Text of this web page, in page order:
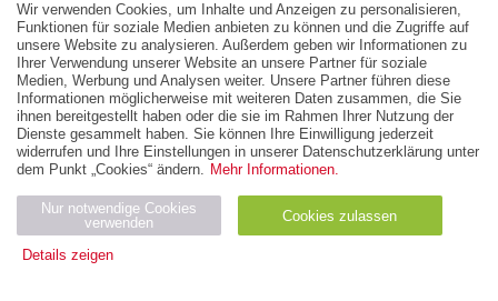
FREITEXT
AUSGABEART
AUS DER REIHE
ZUM THEMA
Neuerscheinung
Bestseller
PREIS
Wir verwenden Cookies, um Inhalte und Anzeigen zu personalisieren,
Funktionen für soziale Medien anbieten zu können und die Zugriffe auf
unsere Website zu analysieren. Außerdem geben wir Informationen zu
Ihrer Verwendung unserer Website an unsere Partner für soziale
Medien, Werbung und Analysen weiter. Unsere Partner führen diese
Informationen möglicherweise mit weiteren Daten zusammen, die Sie
ihnen bereitgestellt haben oder die sie im Rahmen Ihrer Nutzung der
Dienste gesammelt haben. Sie können Ihre Einwilligung jederzeit
widerrufen und Ihre Einstellungen in unserer Datenschutzerklärung unter
dem Punkt „Cookies“ ändern. Mehr Informationen.
Nur notwendige Cookies
verwenden
Cookies zulassen
Details zeigen